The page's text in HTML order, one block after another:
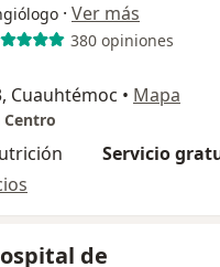
· Ver más
380 opiniones
Cuauhtémoc • Mapa
Servicio
de